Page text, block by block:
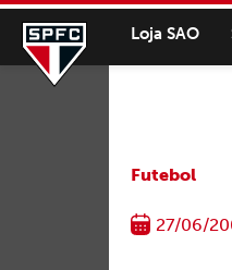
Loja SAO
Futebol
27/06/